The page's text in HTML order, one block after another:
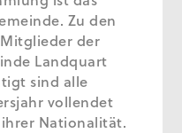
Zu den
der
Landquart
sind alle
vollendet
Nationalität.